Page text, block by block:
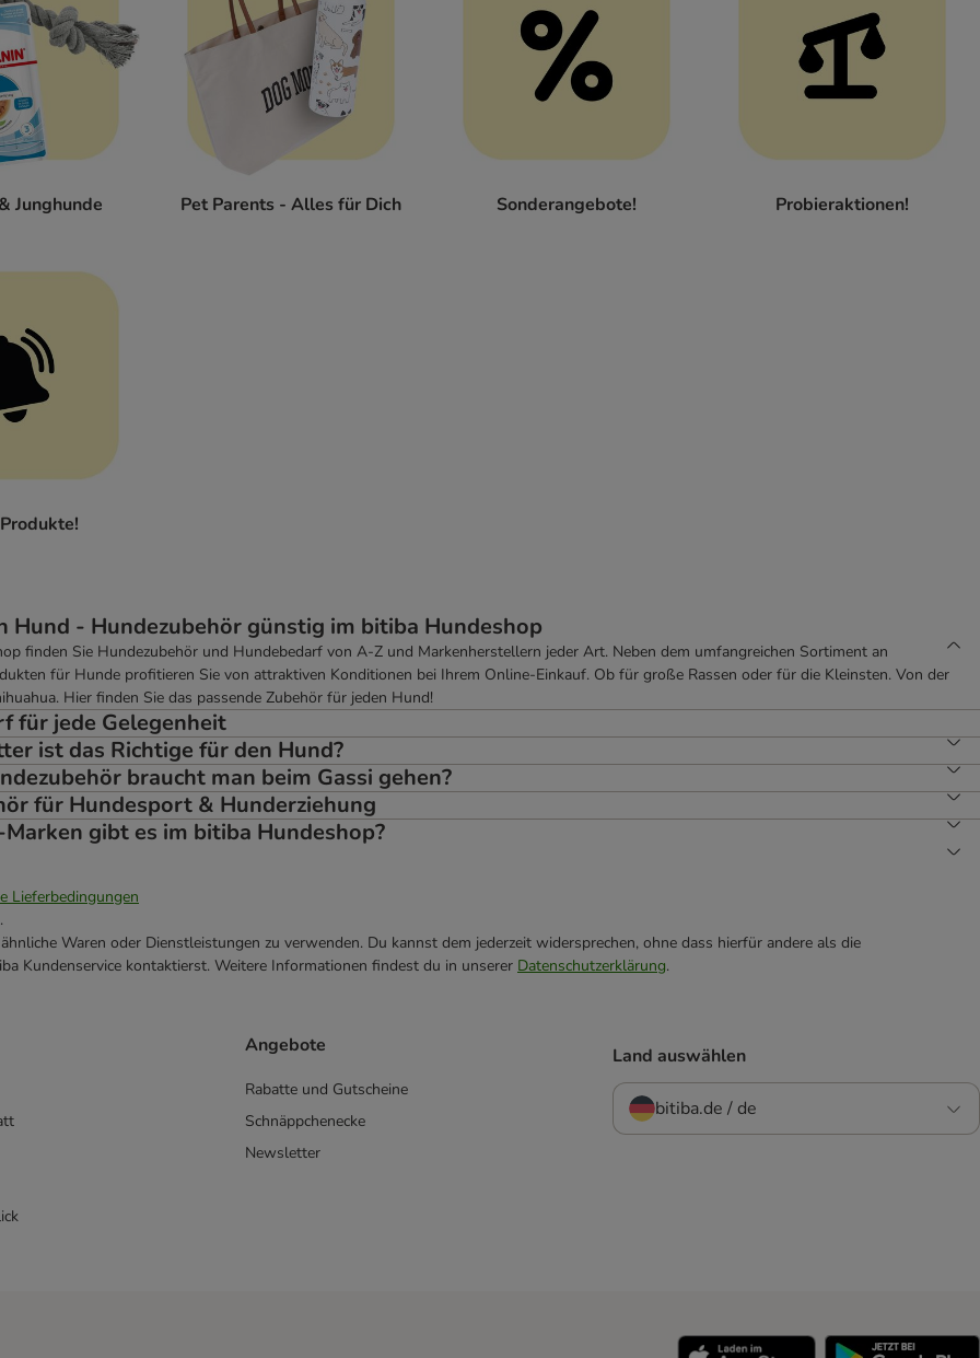
Junghunde Pet Parents - Alles für Dich Sonderangebote! Probieraktionen!
Hund - Hundezubehör günstig im bitiba Hundeshop
finden Sie Hundezubehör und Hundebedarf von A-Z und Markenherstellern jeder Art. Neben dem umfangreichen Sortiment an
für Hunde profitieren Sie von attraktiven Konditionen bei Ihrem Online-Einkauf. Ob für große Rassen oder für die Kleinsten. Von der
Hier finden Sie das passende Zubehör für jeden Hund!
für jede Gelegenheit
ist das Richtige für den Hund?
braucht man beim Gassi gehen?
für Hundesport & Hunderziehung
gibt es im bitiba Hundeshop?
Lieferbedingungen
Waren oder Dienstleistungen zu verwenden. Du kannst dem jederzeit widersprechen, ohne dass hierfür andere als die
Kundenservice kontaktierst. Weitere Informationen findest du in unserer Datenschutzerklärung.
Angebote
Rabatte und Gutscheine
Schnäppchenecke
Newsletter
Land auswählen
bitiba.de / de